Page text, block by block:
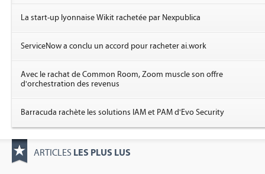
La start-up lyonnaise Wikit rachetée par Nexpublica
ServiceNow a conclu un accord pour racheter ai.work
Avec le rachat de Common Room, Zoom muscle son offre
d'orchestration des revenus
Barracuda rachète les solutions IAM et PAM d'Evo Security
ARTICLES LES PLUS LUS